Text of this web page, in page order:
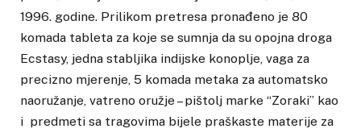
1996. godine. Prilikom pretresa pronađeno je 80
komada tableta za koje se sumnja da su opojna droga
Ecstasy, jedna stabljika indijske konoplje, vaga za
precizno mjerenje, 5 komada metaka za automatsko
naoružanje, vatreno oružje – pištolj marke “Zoraki” kao
i predmeti sa tragovima bijele praškaste materije za